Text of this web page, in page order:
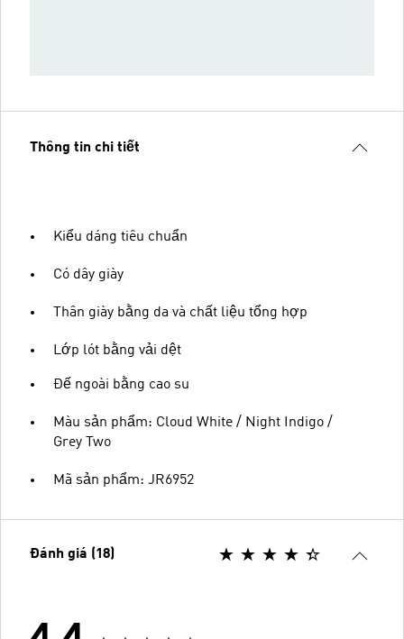
Thông tin chi tiết
Kiểu dáng tiêu chuẩn
Có dây giày
Thân giày bằng da và chất liệu tổng hợp
Lớp lót bằng vải dệt
Đế ngoài bằng cao su
Màu sản phẩm: Cloud White / Night Indigo /
Grey Two
Mã sản phẩm: JR6952
Đánh giá (18)